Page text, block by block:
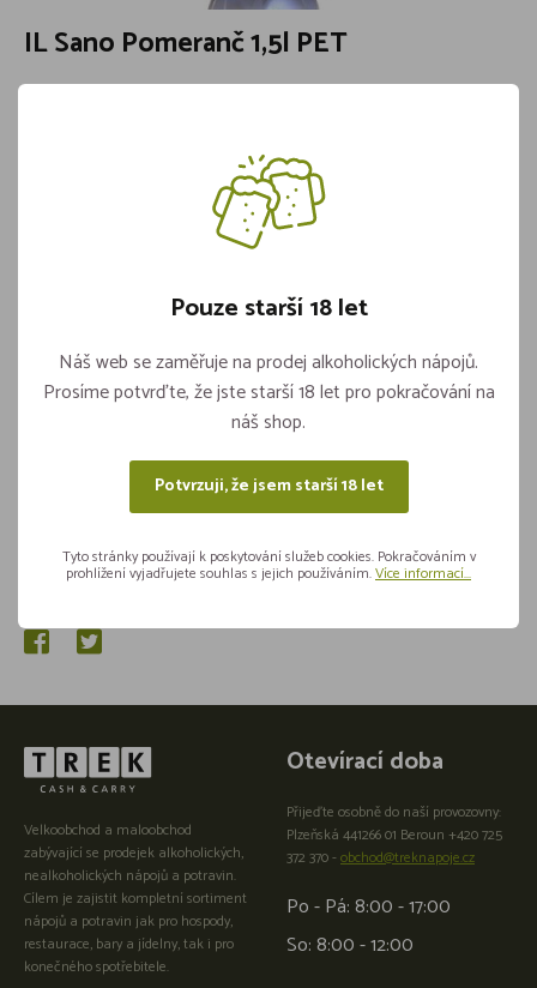
IL Sano Pomeranč 1,5l PET
24,90
ks Vložit do košíku
Velkoobchod a maloobchod
zabývající se prodejek alkoholických,
nealkoholických nápojů a potravin.
Cílem je zajistit kompletní sortiment
nápojů a potravin jak pro hospody,
restaurace, bary a jídelny, tak i pro
konečného spotřebitele.
Otevírací doba
Přijeďte osobně do naší provozovny:
Plzeňská 441266 01 Beroun +420 725
372 370 -obchod@treknapoje.cz
Po - Pá: 8:00 - 17:00
So: 8:00 - 12:00
Pouze starší 18 let
Náš web se zaměřuje na prodej alkoholických nápojů.
Prosíme potvrďte, že jste starší 18 let pro pokračování na
náš shop.
Potvrzuji, že jsem starší 18 let
Tyto stránky používají k poskytování služeb cookies. Pokračováním v
prohlížení vyjadřujete souhlas s jejich používáním.Více informací...